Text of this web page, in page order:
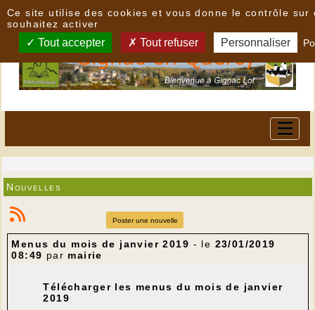
Nouvelles
Poster une nouvelle
Menus du mois de janvier 2019 - le 23/01/2019
08:49 par mairie
Télécharger les menus du mois de janvier
2019
Ce site utilise des cookies et vous donne le contrôle sur
souhaitez activer
Tout accepter Tout refuser Personnaliser